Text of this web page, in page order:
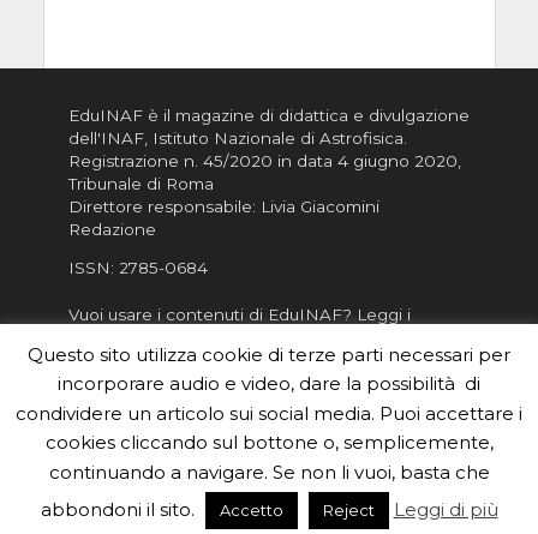
EduINAF è il magazine di didattica e divulgazione
dell'INAF, Istituto Nazionale di Astrofisica
Registrazione n. 45/2020 in data 4 giugno 2020,
Tribunale di Roma
Direttore responsabile: Livia Giacomini
Redazione
ISSN: 2785-0684
Vuoi usare i contenuti di EduINAF? Leggi i
Informativa sulla Privacy
Informatva sui Cookie
Per la rubrica de l'Astronomo risponde, per
inviarci le tue foto o i tuoi contributi, scrivici a
redazione.edu [chiocciola] inaf.it oppure
il form
Questo sito utilizza cookie di terze parti necessari per
incorporare audio e video, dare la possibilità di
condividere un articolo sui social media. Puoi accettare i
cookies cliccando sul bottone o, semplicemente,
continuando a navigare. Se non li vuoi, basta che
abbondoni il sito.
Accetto Reject Leggi di più